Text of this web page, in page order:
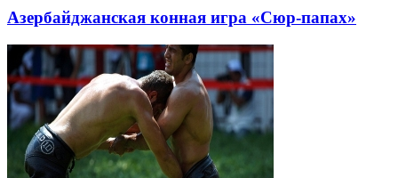
Азербайджанская конная игра «Сюр-папах»